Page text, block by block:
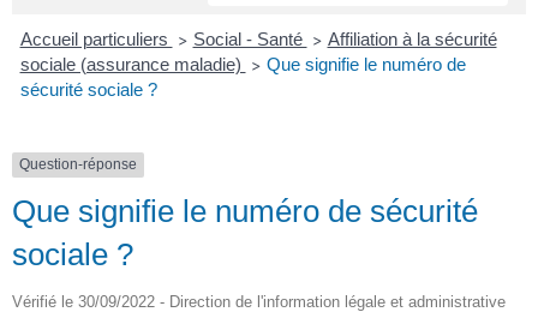
Accueil particuliers > Social - Santé > Affiliation à la sécurité
sociale (assurance maladie)
> Que signifie le numéro de
sécurité sociale ?
Question-réponse
Que signifie le numéro de sécurité
sociale ?
Vérifié le 30/09/2022 - Direction de l'information légale et administrative